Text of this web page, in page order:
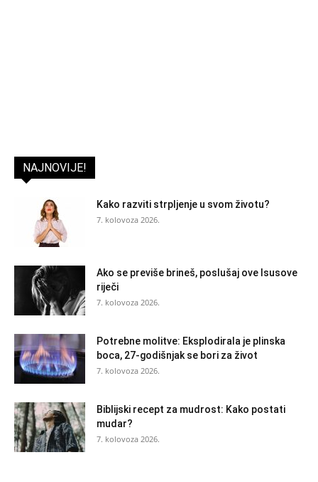
NAJNOVIJE!
Kako razviti strpljenje u svom životu?
7. kolovoza 2026.
Ako se previše brineš, poslušaj ove Isusove
riječi
7. kolovoza 2026.
Potrebne molitve: Eksplodirala je plinska
boca, 27-godišnjak se bori za život
7. kolovoza 2026.
Biblijski recept za mudrost: Kako postati
mudar?
7. kolovoza 2026.